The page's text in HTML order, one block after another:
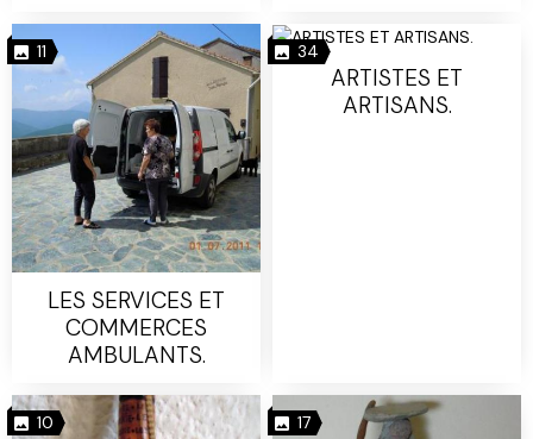
11
LES SERVICES ET
COMMERCES
AMBULANTS.
34
ARTISTES ET
ARTISANS.
10 17